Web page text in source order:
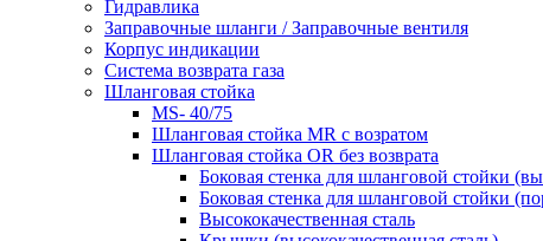
Гидравлика
Заправочные шланги / Заправочные вентиля
Корпус индикации
Система возврата газа
Шланговая стойка
MS- 40/75
Шланговая стойка MR с возратом
Шланговая стойка OR без возврата
Боковая стенка для шланговой стойки
Боковая стенка для шланговой стойки
Высококачественная сталь